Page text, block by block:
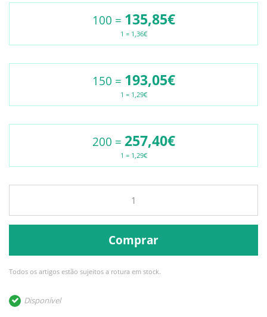
100 = 135,85€
1 = 1,36€
150 = 193,05€
1 = 1,29€
200 = 257,40€
1 = 1,29€
Comprar
Todos os artigos estão sujeitos a rotura em stock.
Disponível